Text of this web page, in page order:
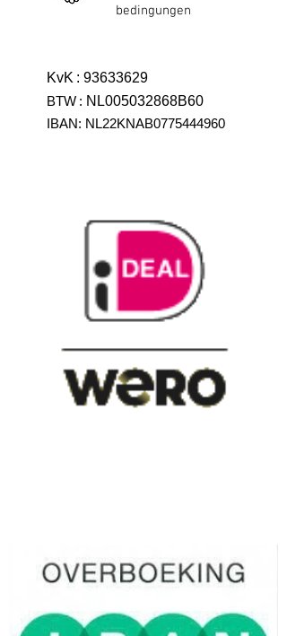
bedingungen
KvK : 93633629
BTW : NL005032868B60
IBAN: NL22KNAB0775444960